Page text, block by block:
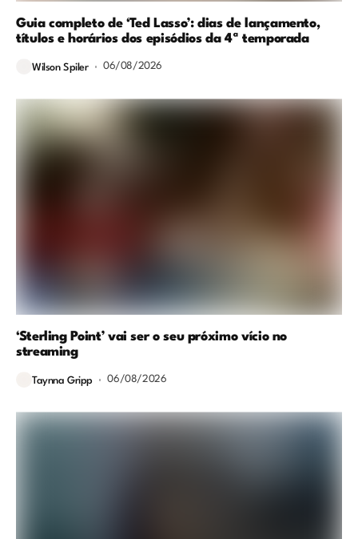
Guia completo de ‘Ted Lasso’: dias de lançamento,
títulos e horários dos episódios da 4ª temporada
Wilson Spiler 06/08/2026
‘Sterling Point’ vai ser o seu próximo vício no
streaming
Taynna Gripp 06/08/2026